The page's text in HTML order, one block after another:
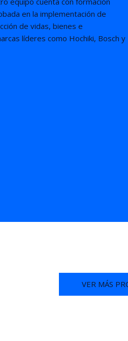
en la implementación de
de vidas, bienes e
líderes como Hochiki, Bosch y
VER MÁS